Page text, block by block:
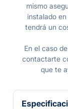
mismo
instalado
tendrá un
En el caso
contactarte
que te